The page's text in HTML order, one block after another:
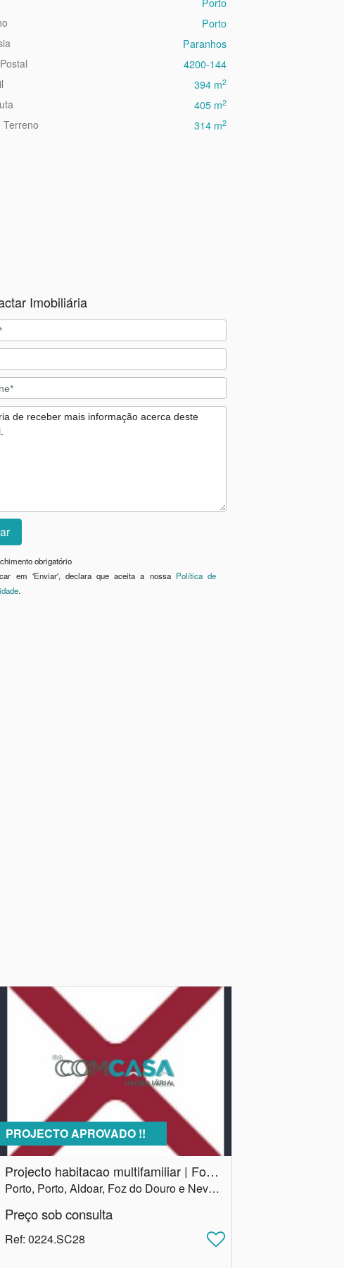
Porto
Paranhos
4200-144
394 m2
405 m2
Terreno 314 m2
Imobiliária
obrigatório
em 'Enviar', declara que aceita a nossa Política de
.
PROJECTO APROVADO !!
Projecto habitacao multifamiliar | Foz Douro | Porto
Porto, Porto, Aldoar, Foz do Douro e Nevogilde
Preço sob consulta
Ref: 0224.SC28